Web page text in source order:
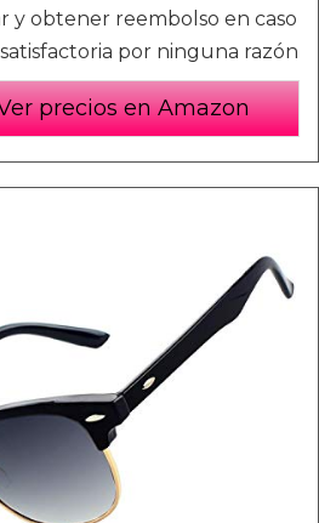
y obtener reembolso en caso
por ninguna razón
precios en Amazon